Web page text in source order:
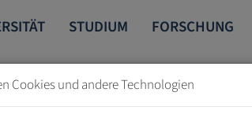
STUDIUM FORSCHUNG
Cookies und andere Technologien